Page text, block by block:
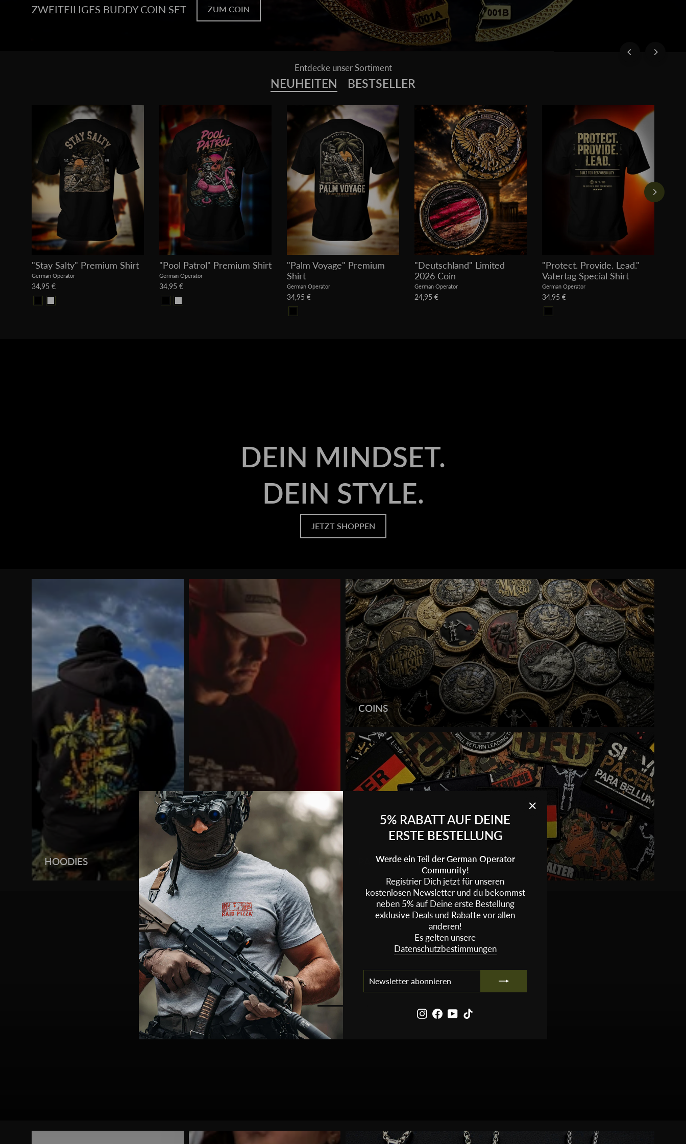
5% RABATT AUF DEINE
ERSTE BESTELLUNG
Werde ein Teil der German Operator
Community!
Registrier Dich jetzt für unseren
kostenlosen Newsletter und du bekommst
neben 5% auf Deine erste Bestellung
exklusive Deals und Rabatte vor allen
anderen!
Es gelten unsere
Datenschutzbestimmungen
ABONNIEREN
InstagramFacebook
YouTube
"Schließen
JETZT SHOPPEN
Entdecke unser Sortiment
NEUHEITEN BESTSELLER
"Stay Salty" Premium Shirt
German Operator
34,95 €
"Pool Patrol" Premium Shirt
German Operator
34,95 €
"Palm Voyage" Premium
Shirt
German Operator
34,95 €
"Deutschland" Limited
2026 Coin
German Operator
24,95 €
"Protect. Provide. Lead."
Vatertag Special Shirt
German Operator
34,95 €
DEIN MINDSET.
DEIN STYLE.
JETZT SHOPPEN
HOODIES SHIRTS
COINS
PATCHES